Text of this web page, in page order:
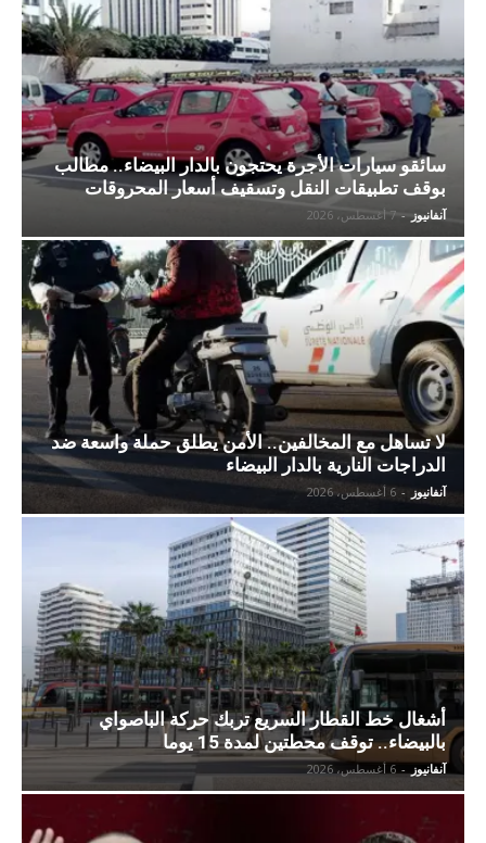
سائقو سيارات الأجرة يحتجون بالدار البيضاء.. مطالب
بوقف تطبيقات النقل وتسقيف أسعار المحروقات
آنفانيوز - 7 أغسطس، 2026
لا تساهل مع المخالفين.. الأمن يطلق حملة واسعة ضد
الدراجات النارية بالدار البيضاء
آنفانيوز - 6 أغسطس، 2026
أشغال خط القطار السريع تربك حركة الباصواي
بالبيضاء.. توقف محطتين لمدة 15 يوما
آنفانيوز - 6 أغسطس، 2026